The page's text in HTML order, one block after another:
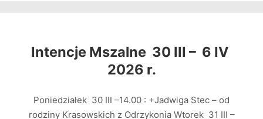
Intencje Mszalne 30 III – 6 IV
2026 r.
Poniedziałek 30 III –14.00 : +Jadwiga Stec – od
rodziny Krasowskich z Odrzykonia Wtorek 31 III –